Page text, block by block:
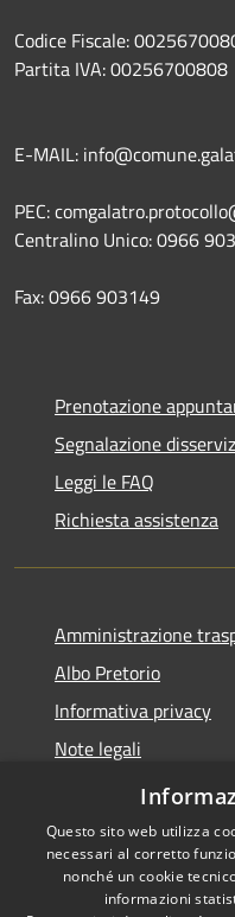
Codice Fiscale:
Partita IVA: 00256700808
E-MAIL:
PEC:
Centralino Unico: 0966
Fax: 0966 903149
Prenotazione
Segnalazione
Leggi le FAQ
Richiesta assistenza
Amministrazione
Albo Pretorio
Informativa privacy
Note legali
Dichiarazione di
Questo sito web utilizza
necessari al corretto
nonché un cookie
informazioni